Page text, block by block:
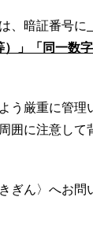
、暗証番号に
」「同一数
厳重に管理
に注意して
ん〉へお問